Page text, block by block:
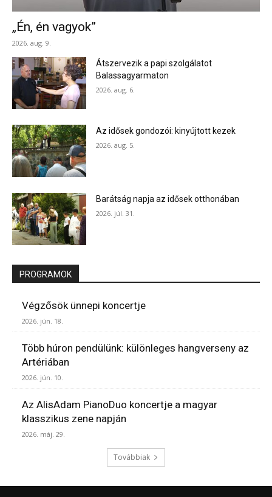
„Én, én vagyok”
2026. aug. 9.
Átszervezik a papi szolgálatot
Balassagyarmaton
2026. aug. 6.
Az idősek gondozói: kinyújtott kezek
2026. aug. 5.
Barátság napja az idősek otthonában
2026. júl. 31.
PROGRAMOK
Végzősök ünnepi koncertje
2026. jún. 18.
Több húron pendülünk: különleges hangverseny az
Artériában
2026. jún. 10.
Az AlisAdam PianoDuo koncertje a magyar
klasszikus zene napján
2026. máj. 29.
Továbbiak